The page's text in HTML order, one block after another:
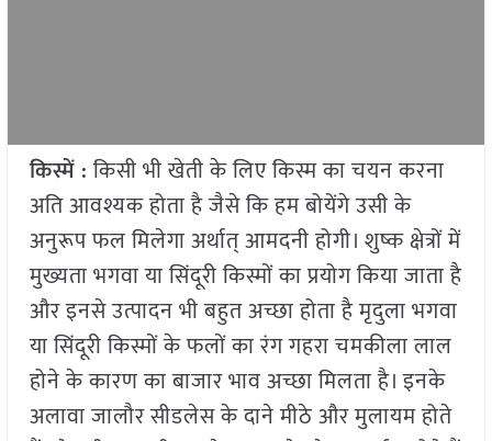
किस्में :किसी भी खेती के लिए किस्म का चयन करना
अति आवश्यक होता है जैसे कि हम बोयेंगे उसी के
अनुरूप फल मिलेगा अर्थात् आमदनी होगी। शुष्क क्षेत्रों में
मुख्यता भगवा या सिंदूरी किस्मों का प्रयोग किया जाता है
और इनसे उत्पादन भी बहुत अच्छा होता है मृदुला भगवा
या सिंदूरी किस्मों के फलों का रंग गहरा चमकीला लाल
होने के कारण का बाजार भाव अच्छा मिलता है। इनके
अलावा जालौर सीडलेस के दाने मीठे और मुलायम होते